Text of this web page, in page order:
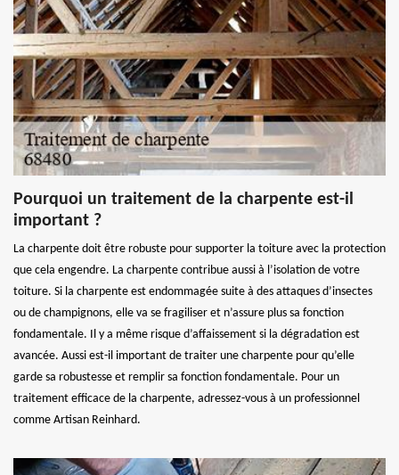
Pourquoi un traitement de la charpente est-il
important ?
La charpente doit être robuste pour supporter la toiture avec la protection
que cela engendre. La charpente contribue aussi à l’isolation de votre
toiture. Si la charpente est endommagée suite à des attaques d’insectes
ou de champignons, elle va se fragiliser et n’assure plus sa fonction
fondamentale. Il y a même risque d’affaissement si la dégradation est
avancée. Aussi est-il important de traiter une charpente pour qu’elle
garde sa robustesse et remplir sa fonction fondamentale. Pour un
traitement efficace de la charpente, adressez-vous à un professionnel
comme Artisan Reinhard.